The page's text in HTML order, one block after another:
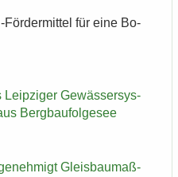
​Fördermittel für eine Bo­
Leip­zi­ger Ge­wäs­ser­sys­
Berg­bau­fol­ge­see
Gleis­bau­maß­